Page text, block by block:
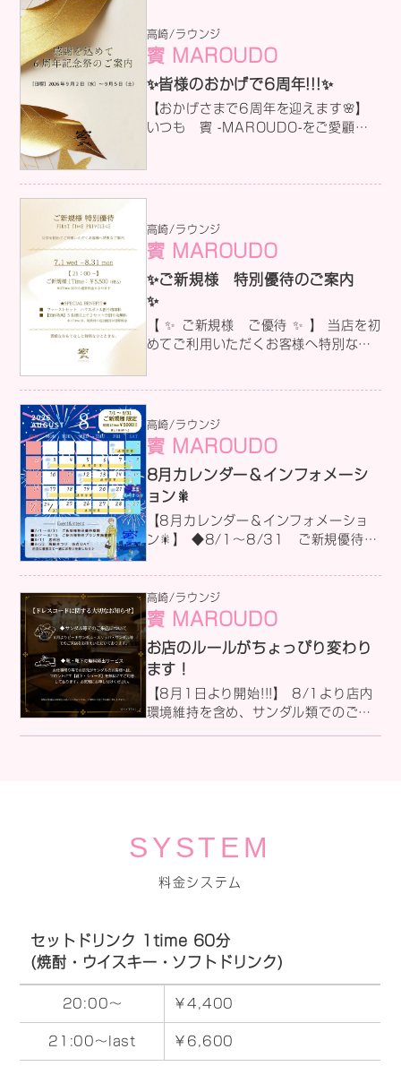
高崎/ラウンジ
賓 MAROUDO
✨皆様のおかげで6周年!!!✨
【おかげさまで6周年を迎えます🌸】
いつも 賓 -MAROUDO-をご愛顧い
迎える事となりました( *´艸｀)💓 今
しみ要素や特典をご用意してます!!!🍾
ぜひ、ご友人やお仕事仲間、大切なお
知り合いもお誘いの上、お越しいただ
けたらとてもうれしいです(/・ω・)/✨
もちろん、初めてご来店される方も大
歓迎です🍻 皆様で賑やかにお祝いでき
るのを心から楽しみにしています！ ご
来店の際は、お席の確保をさせていた
ださいね(^^♪ ◆ 6周年記念祭 ◆ 日
期間中、曜日によって混雑が予想され
ますので、事前にご予約いただきます
とスムーズにご案内が可能となりま
す。ご予約、お問い合わせはスッタフ
にお声がけいただくか、お電話・イン
スタDMにて受け付けております。
高崎/ラウンジ
賓 MAROUDO
✨ご新規様 特別優待のご案内
✨
【 ✨ ご新規様 ご優待 ✨ 】 当店を初
めてご利用いただくお客様へ特別なご
容 ①21:00～初回1Time：
￥5.500（税込） （※2Time目から
は通常料金となります） ②ファースト
セットのハウスボトル割り物無料！
（※1Time目、延長時の追加割材は通
常料金となります） ★さらに！【団体
特典】 5名様以上でのご来店で、ファ
ーストセットの割物を2セット分無料
しと 特別なひとときをご体験くださ
い。 詳しくはお気軽にDM、またはお
電話にてお問い合わせくださいませ。
皆様のご来店を楽しみにお待ちしてお
高崎/ラウンジ
賓 MAROUDO
8月カレンダー＆インフォメーシ
ョン🎇
【8月カレンダー＆インフォメーショ
ン🎇】 ◆8/1～8/31 ご新規優待
特別プラン 実施期間 ◆8/11 山の
日 祝日の為店休 ◆8/22 高崎まつ
り 浴衣で過ごそう！ 女の子みんな、
告なく変更することがございます。
高崎/ラウンジ
賓 MAROUDO
お店のルールがちょっぴり変わり
ます！
【8月1日より開始!!!】 8/1より店内
環境維持を含め、サンダル類でのご来
ごしいただくため、ご理解とご協力を
SYSTEM
料金システム
セットドリンク 1time 60分
(焼酎・ウイスキー・ソフトドリンク)
20:00～ ￥4,400
21:00～last ￥6,600